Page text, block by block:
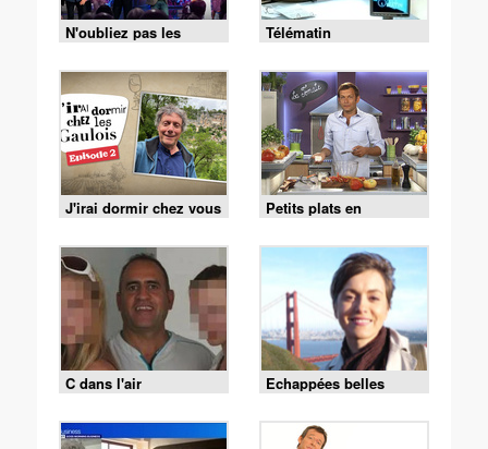
N'oubliez pas les
paroles
Télématin
J'irai dormir chez vous Petits plats en
équilibre
C dans l'air Echappées belles